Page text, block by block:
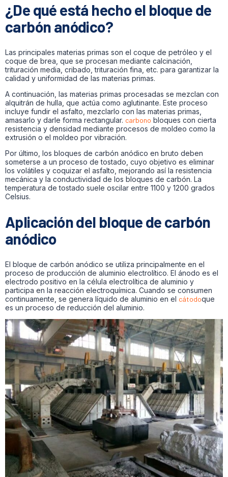
¿De qué está hecho el bloque de
carbón anódico?
Las principales materias primas son el coque de petróleo y el
coque de brea, que se procesan mediante calcinación,
trituración media, cribado, trituración fina, etc. para garantizar la
calidad y uniformidad de las materias primas.
A continuación, las materias primas procesadas se mezclan con
alquitrán de hulla, que actúa como aglutinante. Este proceso
incluye fundir el asfalto, mezclarlo con las materias primas,
amasarlo y darle forma rectangular. carbono bloques con cierta
resistencia y densidad mediante procesos de moldeo como la
extrusión o el moldeo por vibración.
Por último, los bloques de carbón anódico en bruto deben
someterse a un proceso de tostado, cuyo objetivo es eliminar
los volátiles y coquizar el asfalto, mejorando así la resistencia
mecánica y la conductividad de los bloques de carbón. La
temperatura de tostado suele oscilar entre 1100 y 1200 grados
Celsius.
Aplicación del bloque de carbón
anódico
El bloque de carbón anódico se utiliza principalmente en el
proceso de producción de aluminio electrolítico. El ánodo es el
electrodo positivo en la célula electrolítica de aluminio y
participa en la reacción electroquímica. Cuando se consumen
continuamente, se genera líquido de aluminio en el cátodoque
es un proceso de reducción del aluminio.